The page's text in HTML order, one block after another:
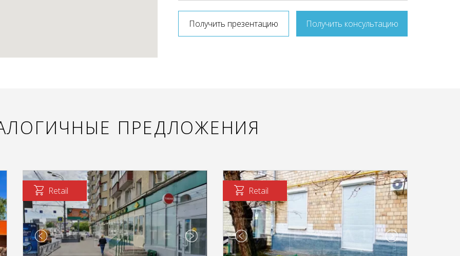
Получить презентацию Получить консультацию
ПРЕДЛОЖЕНИЯ
Retail Retail